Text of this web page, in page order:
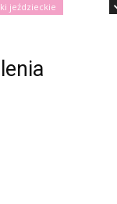
jeździeckie